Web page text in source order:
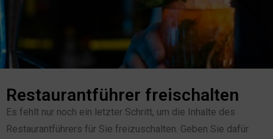
Restaurantführer freischalten
Es fehlt nur noch ein letzter Schritt, um die Inhalte des
Restaurantführers für Sie freizuschalten. Geben Sie dafür